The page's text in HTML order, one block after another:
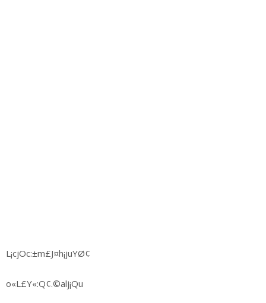
L¡cjOc:±m£J¤h¡juYØ¢
o«L£Y«:Q¢.©alj¡Qu